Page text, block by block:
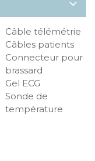
Câble télémétrie
Câbles patients
Connecteur pour
brassard
Gel ECG
Sonde de
température